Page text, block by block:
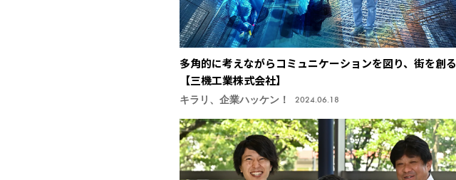
多角的に考えながらコミュニケーションを図り、街を創る
【三機工業株式会社】
キラリ、企業ハッケン！ 2024.06.18